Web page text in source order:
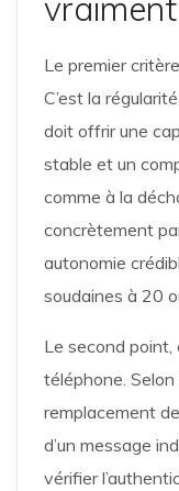
Le premier
C’est la
doit offrir une
stable et un
comme à la
concrètement
autonomie
soudaines à 20
Le second point,
téléphone. Selon
remplacement
d’un message
vérifier